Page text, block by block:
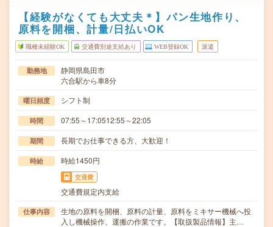
【経験がなくても大丈夫＊】パン生地作り、
原料を開梱、計量/日払いOK
職種未経験OK 交通費別途支給あり WEB登録OK 派遣
勤務地
静岡県島田市
六合駅から車8分
曜日頻度 シフト制
時間 07:55～17:0512:55～22:05
期間 長期でお仕事できる方、大歓迎！
時給 時給1450円
交通費
交通費規定内支給
仕事内容
生地の原料を開梱、原料の計量、原料をミキサー機械へ投
入し機械操作、運搬の作業です。【取扱製品情報】主…